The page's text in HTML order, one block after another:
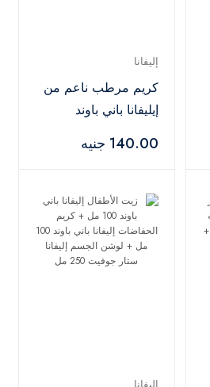
إليفانا
كريم مرطب ناعم من
إيليفانا باني باوند
140.00 جنيه